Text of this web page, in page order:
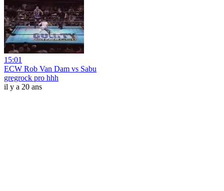
15:01
ECW Rob Van Dam vs Sabu
gregrock pro hhh
il y a 20 ans